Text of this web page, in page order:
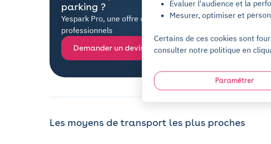
parking ?
Yespark Pro, une offre dédiée à tous les
professionnels
Demander un devis
Les moyens de transport les plus proches
Évaluer l'audience et la
Mesurer, optimiser et
Certains de ces cookies sont
consulter notre politique en
Paramétrer